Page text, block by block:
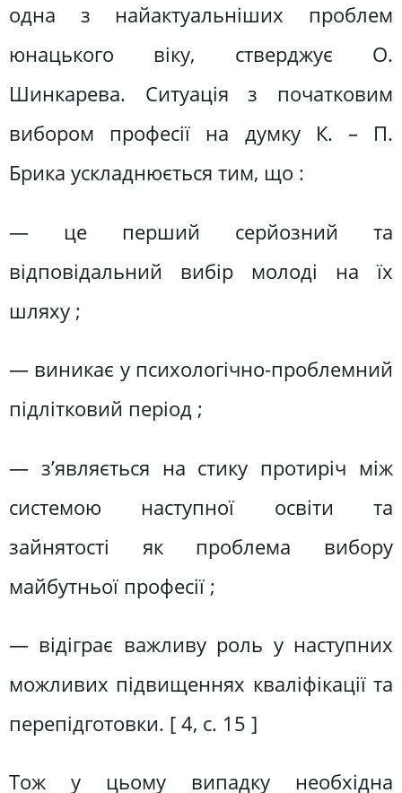
одна з найактуальніших проблем
юнацького віку, стверджує О.
Шинкарева. Ситуація з початковим
вибором професії на думку К. – П.
Брика ускладнюється тим, що :
— це перший серйозний та
відповідальний вибір молоді на їх
шляху ;
— виникає у психологічно-проблемний
підлітковий період ;
— з’являється на стику протиріч між
системою наступної освіти та
зайнятості як проблема вибору
майбутньої професії ;
— відіграє важливу роль у наступних
можливих підвищеннях кваліфікації та
перепідготовки. [ 4, c. 15 ]
Тож у цьому випадку необхідна